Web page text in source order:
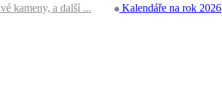
kameny, a další ...
Kalendáře na rok 2026